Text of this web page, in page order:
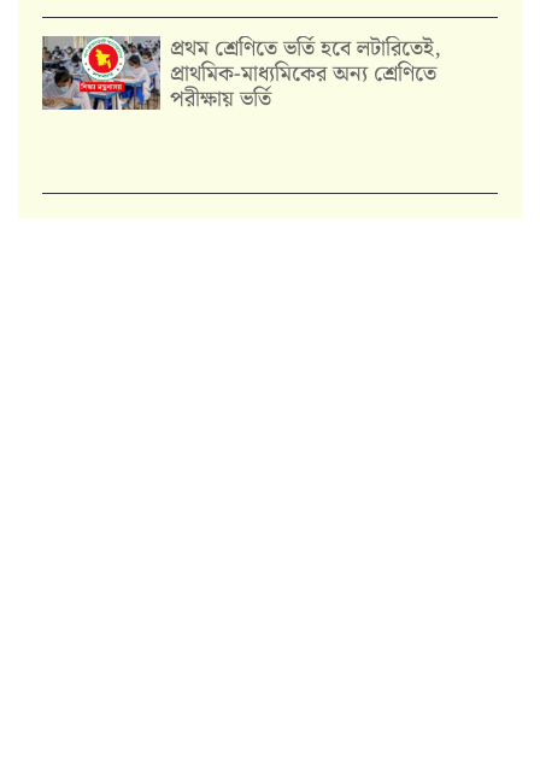
প্রথম শ্রেণিতে ভর্তি হবে লটারিতেই,
প্রাথমিক-মাধ্যমিকের অন্য শ্রেণিতে
পরীক্ষায় ভর্তি